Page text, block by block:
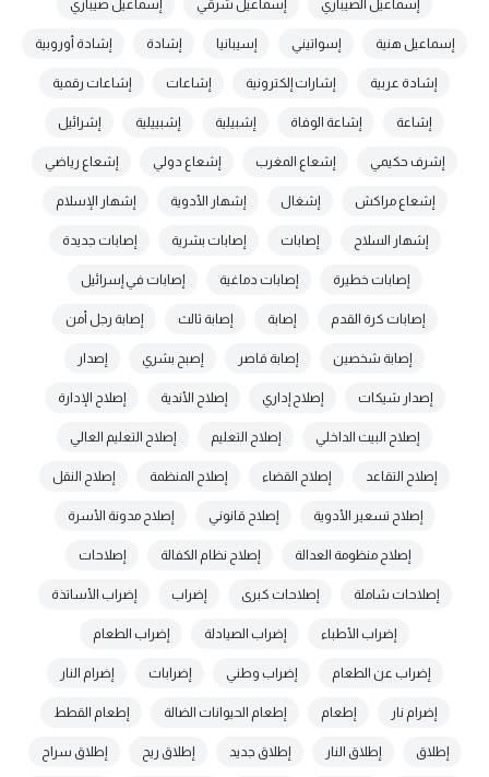
إسماعيل الصيباري إسماعيل شرقي إسماعيل صيباري
إسماعيل هنية إسواتيني إسيبانيا إشادة إشادة أوروبية
إشادة عربية إشارات إلكترونية إشاعات إشاعات رقمية
إشاعة إشاعة الوفاة إشبيلية إشبييلية إشرائيل
إشرف حكيمي إشعاع المغرب إشعاع دولي إشعاع رياضي
إشعاع مراكش إشغال إشهار الأدوية إشهار الإسلام
إشهار السلاح إصابات إصابات بشرية إصابات جديدة
إصابات خطيرة إصابات دماغية إصابات في إسرائيل
إصابات كرة القدم إصابة إصابة ثالث إصابة رجل أمن
إصابة شخصين إصابة قاصر إصبح بشري إصدار
إصدار شيكات إصلاح إداري إصلاح الأندية إصلاح الإدارة
إصلاح البيت الداخلي إصلاح التعليم إصلاح التعليم العالي
إصلاح التقاعد إصلاح القضاء إصلاح المنظمة إصلاح النقل
إصلاح تسعير الأدوية إصلاح قانوني إصلاح مدونة الأسرة
إصلاح منظومة العدالة إصلاح نظام الكفالة إصلاحات
إصلاحات شاملة إصلاحات كبرى إضراب إضراب الأساتذة
إضراب الأطباء إضراب الصيادلة إضراب الطعام
إضراب عن الطعام إضراب وطني إضرابات إضرام النار
إضرام نار إطعام إطعام الحيوانات الضالة إطعام القطط
إطلاق إطلاق النار إطلاق جديد إطلاق ريح إطلاق سراح